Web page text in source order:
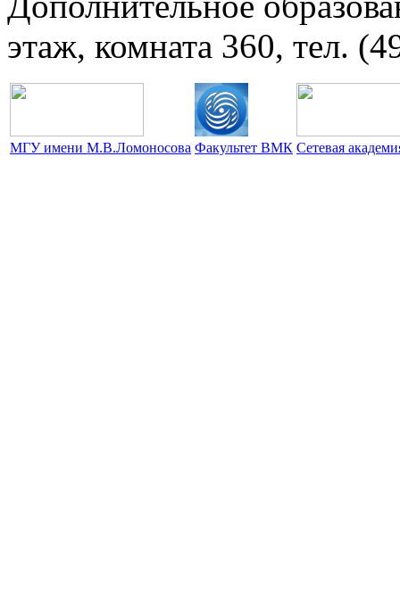
этаж, комната 360, тел.
МГУ имени М.В.Ломоносова Факультет ВМК Сетевая